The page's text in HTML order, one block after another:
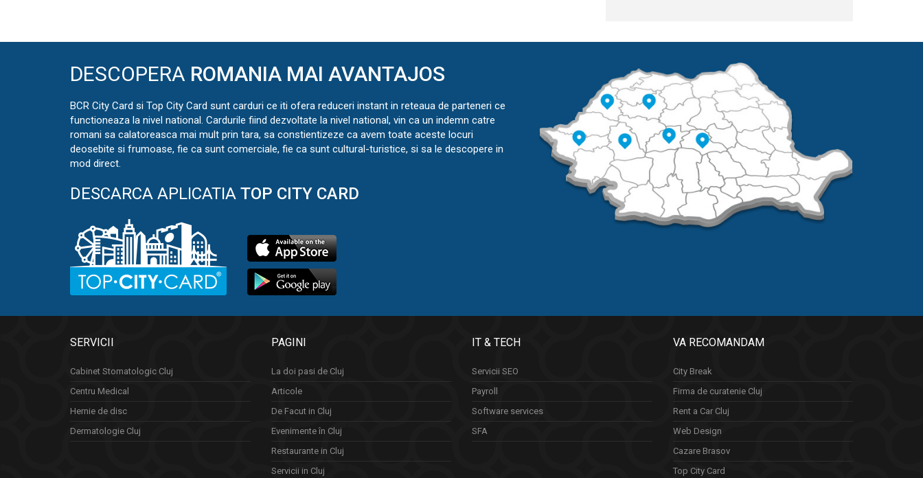
DESCOPERA ROMANIA MAI AVANTAJOS
BCR City Card si Top City Card sunt carduri ce iti ofera reduceri instant in reteaua de parteneri ce
functioneaza la nivel national. Cardurile fiind dezvoltate la nivel national, vin ca un indemn catre
romani sa calatoreasca mai mult prin tara, sa constientizeze ca avem toate aceste locuri
deosebite si frumoase, fie ca sunt comerciale, fie ca sunt cultural-turistice, si sa le descopere in
mod direct.
DESCARCA APLICATIA TOP CITY CARD
SERVICII
Cabinet Stomatologic Cluj
Centru Medical
Hernie de disc
Dermatologie Cluj
PAGINI
La doi pasi de Cluj
Articole
De Facut in Cluj
Evenimente în Cluj
Restaurante in Cluj
Servicii in Cluj
IT & TECH
Servicii SEO
Payroll
Software services
SFA
VA RECOMANDAM
City Break
Firma de curatenie Cluj
Rent a Car Cluj
Web Design
Cazare Brasov
Top City Card